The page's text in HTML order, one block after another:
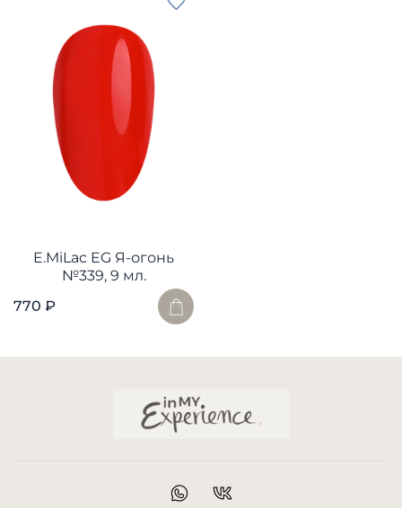
E.MiLac EG Я-огонь
№339, 9 мл.
770 ₽